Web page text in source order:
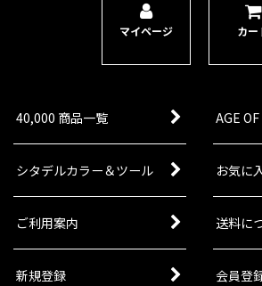
マイページ カー
40,000 商品一覧 AGE
シタデルカラー＆ツール お気に
ご利用案内 送料に
新規登録 会員登